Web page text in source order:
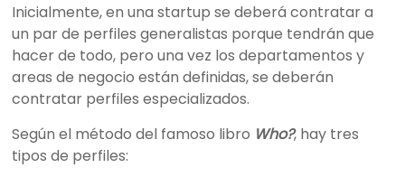
Inicialmente, en una startup se deberá contratar a
un par de perfiles generalistas porque tendrán que
hacer de todo, pero una vez los departamentos y
areas de negocio están definidas, se deberán
contratar perfiles especializados.
Según el método del famoso libro Who?, hay tres
tipos de perfiles: